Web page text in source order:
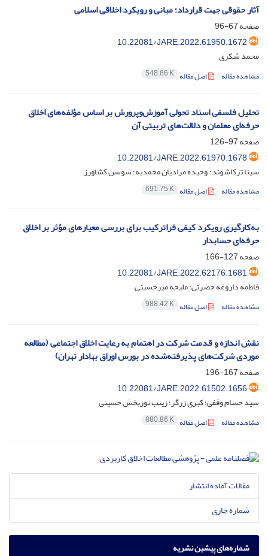
آثار حقوقی جهت قرارداد؛ مبانی و رویکرد اخلاقی اسلامی
صفحه67-96
10.22081/JARE.2022.61950.1672
محمد شکری
مشاهده مقاله اصل مقاله 548.86 K
تحلیل فلسفی اسناد تحولی آموزش‌وپرورش بر اساس مؤلفه‌های اخلاق
حرفه‌ای معلمان و دلالت‌های تربیتی آن
صفحه97-126
10.22081/JARE.2022.61970.1678
سینا ترکاشوند؛ ,وحیده مرادیان محمدیه؛ سوسن کشاورز
مشاهده مقاله اصل مقاله 691.75 K
به‌کارگیری رویکرد کیفی فراترکیب برای بررسی معیارهای مؤثر بر اخلاق
حرفه‌ای حسابدار
صفحه127-166
10.22081/JARE.2022.62176.1681
فاطمه داروغه حضرتی؛ ملیحه میرحسینی
مشاهده مقاله اصل مقاله 988.42 K
نقش اندازه و قدمت شرکت در اهتمام به رعایت اخلاق اجتماعی (مطالعه
موردی شرکت‌های پذیرفته‌شده در بورس اوراق بهادار تهران)
صفحه167-196
10.22081/JARE.2022.61502.1656
سید حسام وقفی؛ کبری زرگر؛ زینب نوربخش حسینی
مشاهده مقاله اصل مقاله 880.86 K
مقالات آماده انتشار
شماره جاری
شماره‌های پیشین نشریه